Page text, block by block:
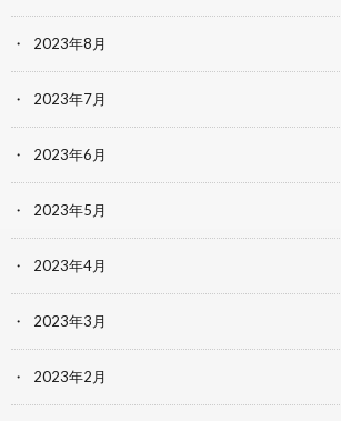
2023年8月
2023年7月
2023年6月
2023年5月
2023年4月
2023年3月
2023年2月